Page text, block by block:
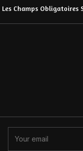
Les Champs Obligatoires